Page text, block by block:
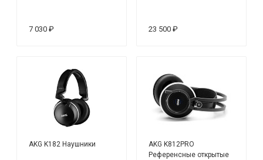
7 030 ₽ 23 500 ₽
AKG K182 Наушники
AKG K812PRO
Референсные открытые